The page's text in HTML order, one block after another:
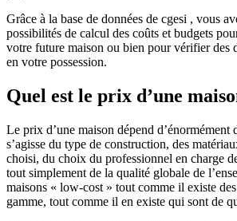
Grâce à la base de données de cgesi , vous
possibilités de calcul des coûts et budgets
votre future maison ou bien pour vérifier des
en votre possession.
Quel est le prix d’une
Le prix d’une maison dépend d’énormément
s’agisse du type de construction, des
choisi, du choix du professionnel en charge
tout simplement de la qualité globale de
maisons « low-cost » tout comme il existe
gamme, tout comme il en existe qui sont de